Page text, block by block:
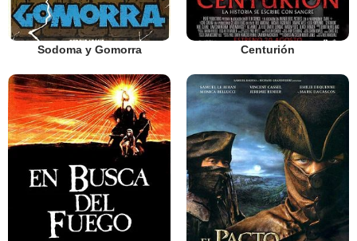
Sodoma y Gomorra Centurión